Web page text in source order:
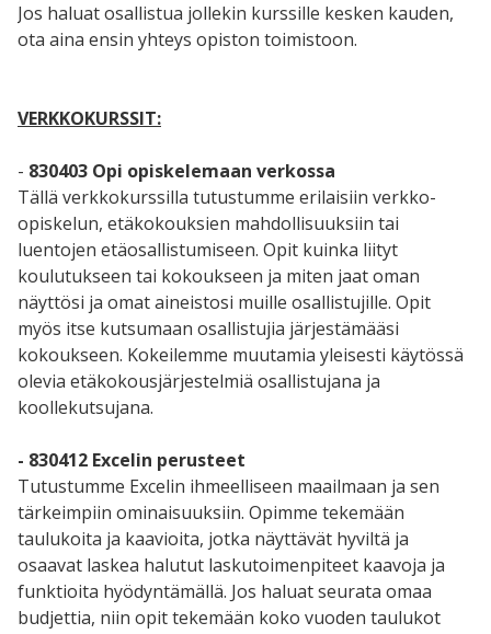
Jos haluat osallistua jollekin kurssille kesken kauden,
ota aina ensin yhteys opiston toimistoon.
VERKKOKURSSIT:
- 830403 Opi opiskelemaan verkossa
Tällä verkkokurssilla tutustumme erilaisiin verkko-
opiskelun, etäkokouksien mahdollisuuksiin tai
luentojen etäosallistumiseen. Opit kuinka liityt
koulutukseen tai kokoukseen ja miten jaat oman
näyttösi ja omat aineistosi muille osallistujille. Opit
myös itse kutsumaan osallistujia järjestämääsi
kokoukseen. Kokeilemme muutamia yleisesti käytössä
olevia etäkokousjärjestelmiä osallistujana ja
koollekutsujana.
- 830412 Excelin perusteet
Tutustumme Excelin ihmeelliseen maailmaan ja sen
tärkeimpiin ominaisuuksiin. Opimme tekemään
taulukoita ja kaavioita, jotka näyttävät hyviltä ja
osaavat laskea halutut laskutoimenpiteet kaavoja ja
funktioita hyödyntämällä. Jos haluat seurata omaa
budjettia, niin opit tekemään koko vuoden taulukot